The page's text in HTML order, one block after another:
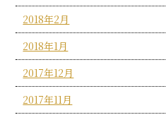
2018年2月
2018年1月
2017年12月
2017年11月